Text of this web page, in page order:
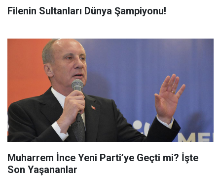
Filenin Sultanları Dünya Şampiyonu!
Muharrem İnce Yeni Parti’ye Geçti mi? İşte
Son Yaşananlar